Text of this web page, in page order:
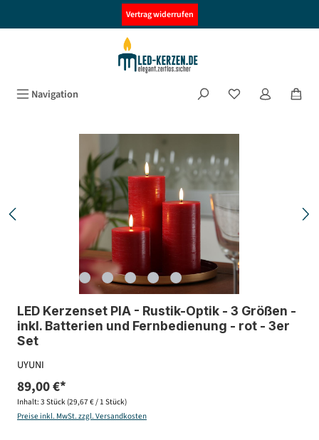
Vertrag widerrufen
Navigation
LED Kerzenset PIA - Rustik-Optik - 3 Größen -
inkl. Batterien und Fernbedienung - rot - 3er
Set
UYUNI
89,00 €*
Inhalt: 3 Stück (29,67 € / 1 Stück)
Preise inkl. MwSt. zzgl. Versandkosten